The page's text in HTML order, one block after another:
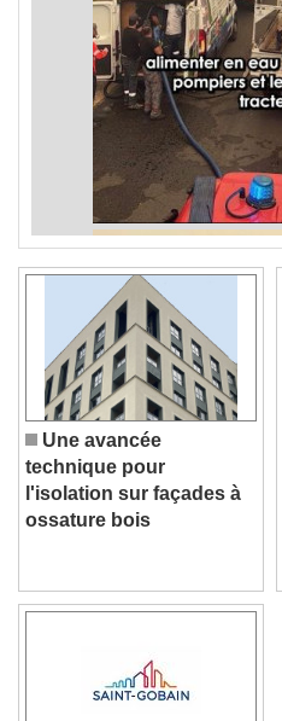
Une avancée
technique pour
l'isolation sur façades à